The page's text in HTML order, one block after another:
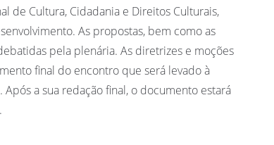
de Cultura, Cidadania e Direitos Culturais,
As propostas, bem como as
pela plenária. As diretrizes e moções
final do encontro que será levado à
a sua redação final, o documento estará